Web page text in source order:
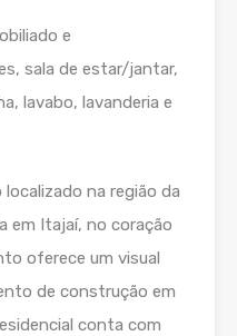
e
sala de estar/jantar,
lavabo, lavanderia e
na região da
em Itajaí, no coração
oferece um visual
de construção em
conta com